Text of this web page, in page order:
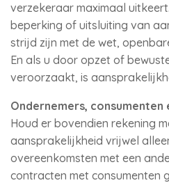
verzekeraar maximaal
beperking of uitsluiting van
strijd zijn met de wet,
En als u door opzet of
veroorzaakt, is
Ondernemers, consumenten
Houd er bovendien rekening
aansprakelijkheid vrijwel
overeenkomsten met een
contracten met consumenten